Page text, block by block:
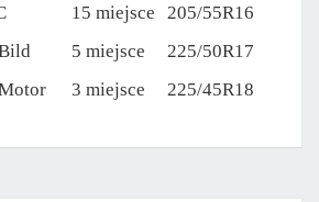
15 miejsce
205/55R16
5 miejsce
225/50R17
3 miejsce 225/45R18